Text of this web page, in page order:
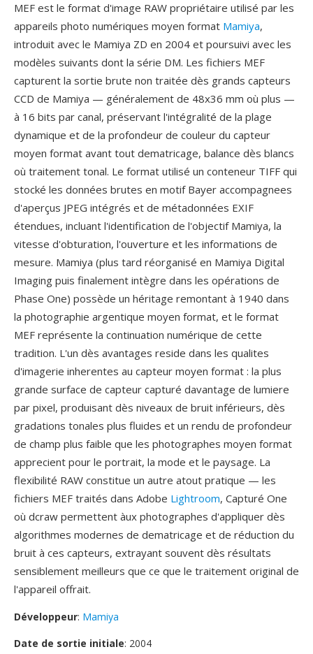
MEF est le format d'image RAW propriétaire utilisé par les
appareils photo numériques moyen format Mamiya,
introduit avec le Mamiya ZD en 2004 et poursuivi avec les
modèles suivants dont la série DM. Les fichiers MEF
capturent la sortie brute non traitée dès grands capteurs
CCD de Mamiya — généralement de 48x36 mm où plus —
à 16 bits par canal, préservant l'intégralité de la plage
dynamique et de la profondeur de couleur du capteur
moyen format avant tout dematricage, balance dès blancs
où traitement tonal. Le format utilisé un conteneur TIFF qui
stocké les données brutes en motif Bayer accompagnees
d'aperçus JPEG intégrés et de métadonnées EXIF
étendues, incluant l'identification de l'objectif Mamiya, la
vitesse d'obturation, l'ouverture et les informations de
mesure. Mamiya (plus tard réorganisé en Mamiya Digital
Imaging puis finalement intègre dans les opérations de
Phase One) possède un héritage remontant à 1940 dans
la photographie argentique moyen format, et le format
MEF représente la continuation numérique de cette
tradition. L'un dès avantages reside dans les qualites
d'imagerie inherentes au capteur moyen format : la plus
grande surface de capteur capturé davantage de lumiere
par pixel, produisant dès niveaux de bruit inférieurs, dès
gradations tonales plus fluides et un rendu de profondeur
de champ plus faible que les photographes moyen format
apprecient pour le portrait, la mode et le paysage. La
flexibilité RAW constitue un autre atout pratique — les
fichiers MEF traités dans Adobe Lightroom, Capturé One
où dcraw permettent àux photographes d'appliquer dès
algorithmes modernes de dematricage et de réduction du
bruit à ces capteurs, extrayant souvent dès résultats
sensiblement meilleurs que ce que le traitement original de
l'appareil offrait.
Développeur: Mamiya
Date de sortie initiale: 2004